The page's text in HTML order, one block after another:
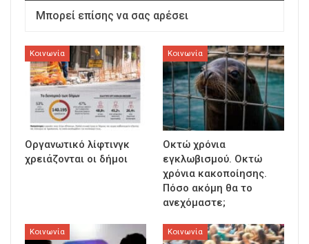
Μπορεί επίσης να σας αρέσει
Κοινωνία
Οργανωτικό λίφτινγκ
χρειάζονται οι δήμοι
Κοινωνία
Οκτώ χρόνια
εγκλωβισμού. Οκτώ
χρόνια κακοποίησης.
Πόσο ακόμη θα το
ανεχόμαστε;
Κοινωνία Κοινωνία